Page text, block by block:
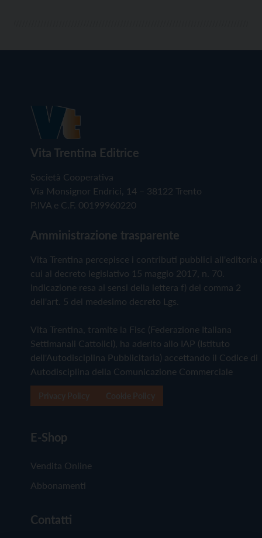
Vita Trentina Editrice
Società Cooperativa
Via Monsignor Endrici, 14 – 38122 Trento
P.IVA e C.F. 00199960220
Amministrazione trasparente
Vita Trentina percepisce i contributi pubblici all'editoria
cui al decreto legislativo 15 maggio 2017, n. 70.
Indicazione resa ai sensi della lettera f) del comma 2
dell'art. 5 del medesimo decreto Lgs.
Vita Trentina, tramite la Fisc (Federazione Italiana
Settimanali Cattolici), ha aderito allo IAP (Istituto
dell'Autodisciplina Pubblicitaria) accettando il Codice di
Autodisciplina della Comunicazione Commerciale
E-Shop
Vendita Online
Abbonamenti
Contatti